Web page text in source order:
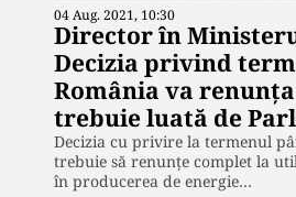
04 Aug. 2021, 10:30
Director în
Decizia privind
România va
trebuie luată de
Decizia cu privire la termenul
trebuie să renunţe complet la
în producerea de energie…